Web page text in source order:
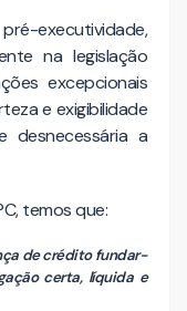
executividade,
na legislação
excepcionais
e exigibilidade
desnecessária a
temos que:
de crédito fundar-
certa, líquida e